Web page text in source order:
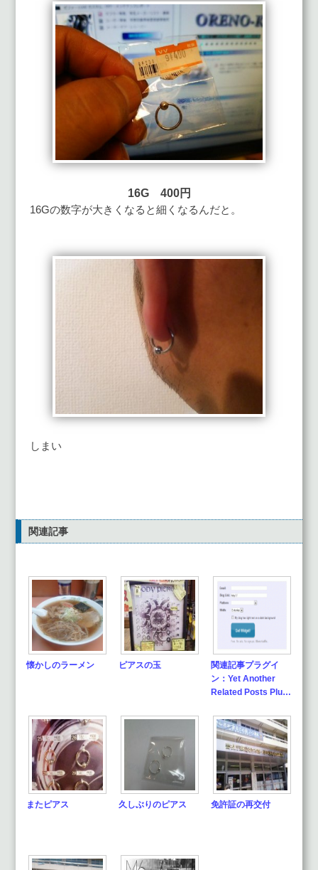
16G 400円
16Gの数字が大きくなると細くなるんだと。
しまい
関連記事
懐かしのラーメン ピアスの玉
関連記事プラグイ
ン：Yet Another
Related Posts Plu…
またピアス 久しぶりのピアス 免許証の再交付